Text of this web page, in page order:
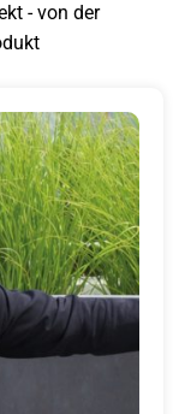
- von der